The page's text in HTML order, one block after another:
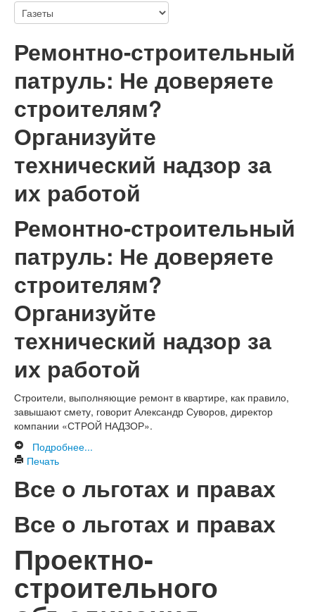
Ремонтно-строительный
патруль: Не доверяете
строителям?
Организуйте
технический надзор за
их работой
Ремонтно-строительный
патруль: Не доверяете
строителям?
Организуйте
технический надзор за
их работой
Строители, выполняющие ремонт в квартире, как правило,
завышают смету, говорит Александр Суворов, директор
компании «СТРОЙ НАДЗОР».
Подробнее...
Печать
Все о льготах и правах
Все о льготах и правах
Проектно-
строительного